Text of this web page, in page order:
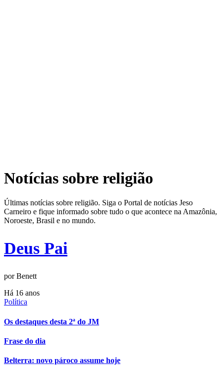
Notícias sobre religião
Últimas notícias sobre religião. Siga o Portal de notícias Jeso
Carneiro e fique informado sobre tudo o que acontece na Amazônia,
Noroeste, Brasil e no mundo.
Deus Pai
por Benett
Há 16 anos
Política
Os destaques desta 2ª do JM
Frase do dia
Belterra: novo pároco assume hoje